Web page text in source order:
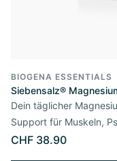
BIOGENA ESSENTIALS
Siebensalz®
Dein täglicher
Support für Muskeln,
CHF 38.90